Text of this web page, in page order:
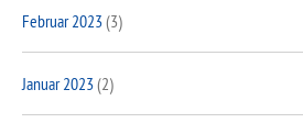
Februar 2023(3)
Januar 2023(2)